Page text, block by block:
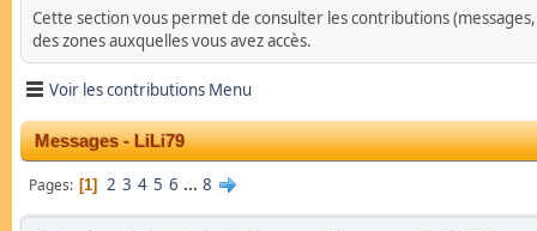
Cette section vous permet de consulter les contributions
des zones auxquelles vous avez accès.
Voir les contributions Menu
Messages - LiLi79
Pages 1 2 3 4 5 6 ... 8